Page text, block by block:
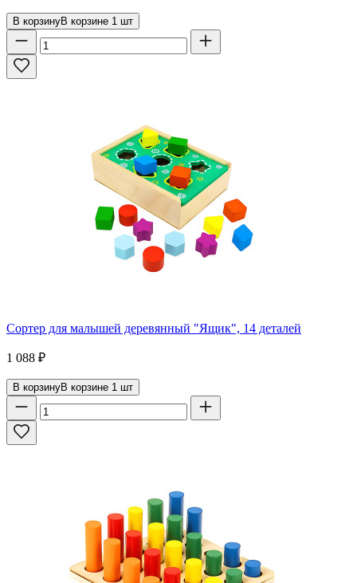
В корзинуВ корзине 1 шт
Сортер для малышей деревянный "Ящик", 14 деталей
1 088 ₽
В корзинуВ корзине 1 шт